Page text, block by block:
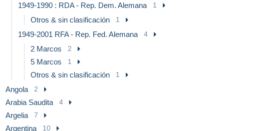
1949-1990 : RDA - Rep. Dem. Alemana 1
Otros & sin clasificación 1
1949-2001 RFA - Rep. Fed. Alemana 4
2 Marcos 2
5 Marcos 1
Otros & sin clasificación 1
Angola 2
Arabia Saudita 4
Argelia 7
Argentina 10